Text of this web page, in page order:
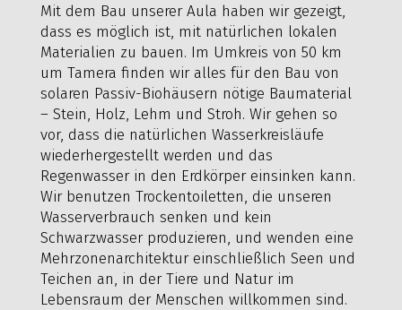
Mit dem Bau unserer Aula haben wir gezeigt,
dass es möglich ist, mit natürlichen lokalen
Materialien zu bauen. Im Umkreis von 50 km
um Tamera finden wir alles für den Bau von
solaren Passiv-Biohäusern nötige Baumaterial
– Stein, Holz, Lehm und Stroh. Wir gehen so
vor, dass die natürlichen Wasserkreisläufe
wiederhergestellt werden und das
Regenwasser in den Erdkörper einsinken kann.
Wir benutzen Trockentoiletten, die unseren
Wasserverbrauch senken und kein
Schwarzwasser produzieren, und wenden eine
Mehrzonenarchitektur einschließlich Seen und
Teichen an, in der Tiere und Natur im
Lebensraum der Menschen willkommen sind.